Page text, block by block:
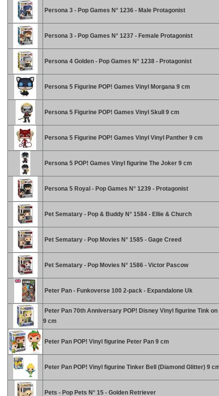
Persona 3 - Pop Games N° 1236 - Male Protagonist
Persona 3 - Pop Games N° 1237 - Female Protagonist
Persona 4 Golden - Pop Games N° 1238 - Protagonist
Persona 5 Figurine POP! Games Vinyl Morgana 9 cm
Persona 5 Figurine POP! Games Vinyl Skull 9 cm
Persona 5 Figurine POP! Games Vinyl Vinyl Panther 9 cm
Persona 5 POP! Games Vinyl figurine The Joker 9 cm
Persona 5 Royal - Pop Games N° 1239 - Protagonist
Pet Sematary - Pop & Buddy N° 1584 - Ellie & Church
Pet Sematary - Pop Movies N° 1585 - Gage Creed
Pet Sematary - Pop Movies N° 1586 - Victor Pascow
Peter Pan - Funkoverse 100 2-pack - Expandalone Uk
Peter Pan 70th Anniversary POP! Disney Vinyl figurine Tink
9 cm
Peter Pan POP! Vinyl figurine Peter Pan 9 cm
Peter Pan POP! Vinyl figurine Tinker Bell (Diamond Glitter) 9
Pets - Pop Pets N° 15 - Golden Retriever